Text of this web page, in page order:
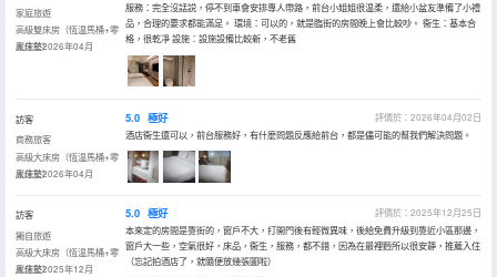
家庭旅遊
高級雙床房（恆温馬桶+零
壓床墊）
入住於2026年04月
服務：完全沒話説，停不到車會安排專人帶路，前台小姐姐很温柔，還給小盆友準備了小禮
品，合理的要求都能滿足。 環境：可以的，就是臨街的房間晚上會比較吵。 衞生：基本合
格，很乾凈 設施：設施設備比較新，不老舊
訪客
商務旅客
高級大床房（恆温馬桶+零
壓床墊）
入住於2026年04月
5.0 極好
評價於：2026年04月02日
酒店衞生還可以，前台服務好，有什麼問題反應給前台，都是儘可能的幫我們解決問題。
訪客
獨自旅遊
高級大床房（恆温馬桶+零
壓床墊）
入住於2025年12月
5.0 極好
評價於：2025年12月25日
本來定的房間是靠街的，窗戶不大，打開門後有輕微異味，後給免費升級到靠近小區那邊，
窗戶大一些，空氣很好，床品，衞生，服務，都不錯，因為在最裡麪所以很安靜，推薦入住
（忘記拍酒店了，就隨便放幾張圖啦）